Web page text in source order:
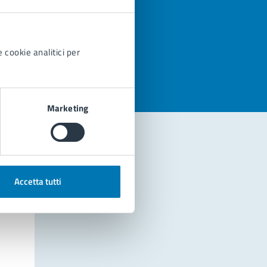
cookie analitici per
Marketing
Accetta tutti